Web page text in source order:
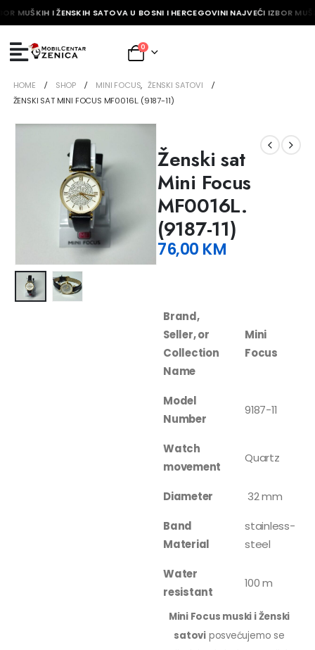
MUŠKIH I ŽENSKIH SATOVA U BOSNI I HERCEGOVINI NAJVEĆI IZBOR
0
HOME SHOP MINI FOCUS, ŽENSKI SATOVI
ŽENSKI SAT MINI FOCUS MF0016L. (9187-11)
Ženski sat
Mini Focus
MF0016L.
(9187-11)
76,00 KM
Brand,
Seller, or
Collection
Name
Mini
Focus
Model
Number
9187-11
Watch
movement
Quartz
Diameter
32 mm
Band
Material
stainless-
steel
Water
resistant
100 m
Mini Focus muski i Ženski
satovi posvećujemo se